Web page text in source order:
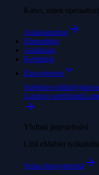
Katso, miten
Asiakastarinat
Hinnoittelu
Asiakkaat
Kehittäjät
Ekosysteemi
Salesforce-liitin
Laturien sertifiointi
Yhdistä järjestelmäsi
Liitä eMabler
Selaa ekosysteemiä